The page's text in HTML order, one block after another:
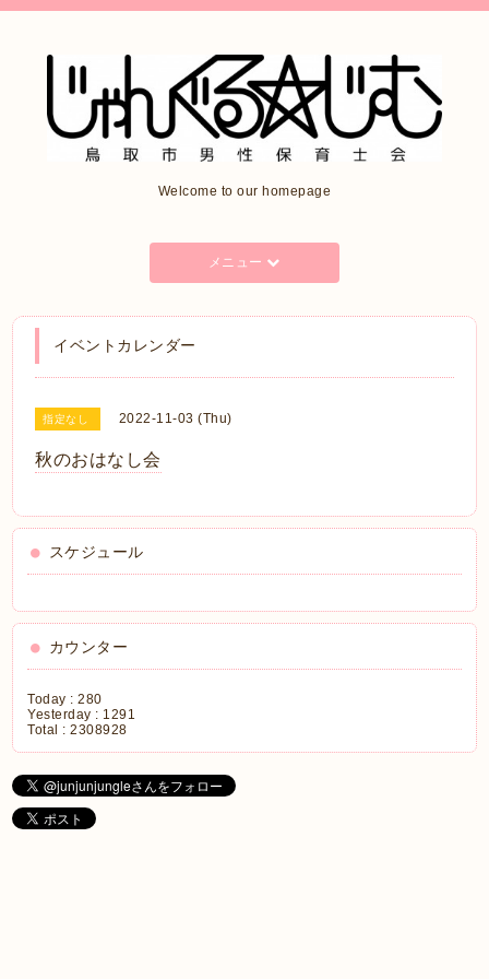
Welcome to our homepage
メニュー
イベントカレンダー
指定なし 2022-11-03 (Thu)
秋のおはなし会
スケジュール
カウンター
Today :280
Yesterday : 1291
Total :2308928